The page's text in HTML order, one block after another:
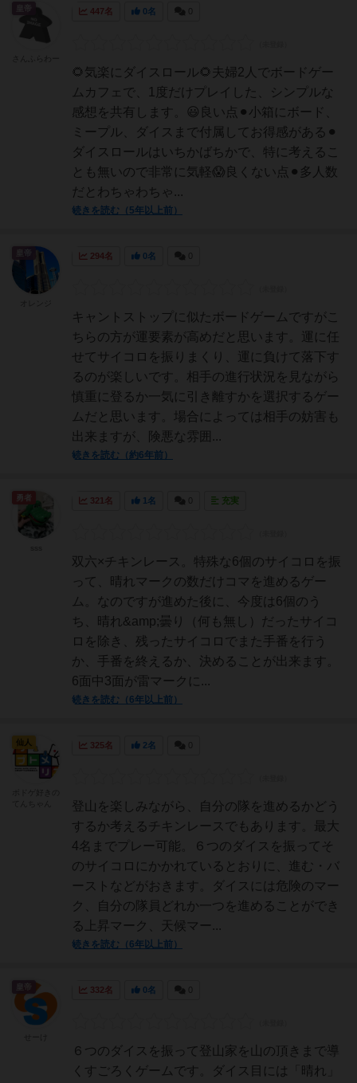
447名 0名
🌻気楽にダイスロール🌻夫婦2人でボードゲー
ムカフェで、1度だけプレイした、シンプルな
感想を共有します。😃良い点⚫︎小箱にボード、
ミープル、ダイスまで付属してお得感がある⚫︎
ダイスロールはいちかばちかで、特に考えるこ
とも無いので非常に気軽😱良くない点⚫︎多人数
だとわちゃわちゃ...
続きを読む（5年以上前）
294名 0名
キャントストップに似たボードゲームですがこ
ちらの方が運要素が高めだと思います。運に任
せてサイコロを振りまくり、運に負けて落下す
るのが楽しいです。相手の進行状況を見ながら
慎重に登るか一気に引き離すかを選択するゲー
ムだと思います。場合によっては相手の妨害も
出来ますが、険悪な雰囲...
続きを読む（約6年前）
321名 1名 充実
双六×チキンレース。特殊な6個のサイコロを振
って、晴れマークの数だけコマを進めるゲー
ム。なのですが進めた後に、今度は6個のう
ち、晴れ&amp;曇り（何も無し）だったサイコ
ロを除き、残ったサイコロでまた手番を行う
か、手番を終えるか、決めることが出来ます。
6面中3面が雷マークに...
続きを読む（6年以上前）
勇者
325名 2名
登山を楽しみながら、自分の隊を進めるかどう
するか考えるチキンレースでもあります。最大
4名までプレー可能。６つのダイスを振ってそ
のサイコロにかかれているとおりに、進む・バ
ーストなどがおきます。ダイスには危険のマー
ク、自分の隊員どれか一つを進めることができ
る上昇マーク、天候マー...
続きを読む（6年以上前）
仙人
332名 0名
６つのダイスを振って登山家を山の頂きまで導
くすごろくゲームです。ダイス目には「晴れ」
皇帝